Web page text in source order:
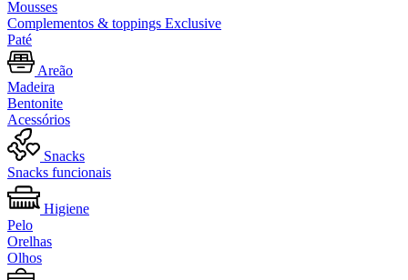
Mousses
Complementos & toppings Exclusive
Paté
Areão
Madeira
Bentonite
Acessórios
Snacks
Snacks funcionais
Higiene
Pelo
Orelhas
Olhos